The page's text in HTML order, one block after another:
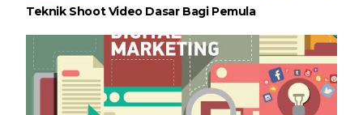
Teknik Shoot Video Dasar Bagi Pemula